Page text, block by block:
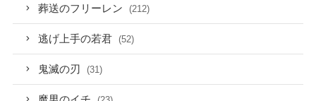
葬送のフリーレン (212)
逃げ上手の若君 (52)
鬼滅の刃 (31)